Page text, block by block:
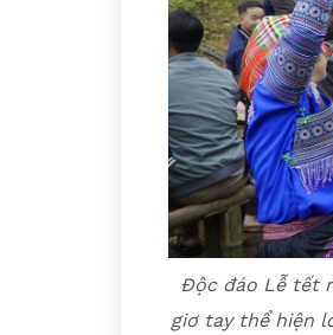
Độc đáo Lễ tết
giơ tay thể hiện